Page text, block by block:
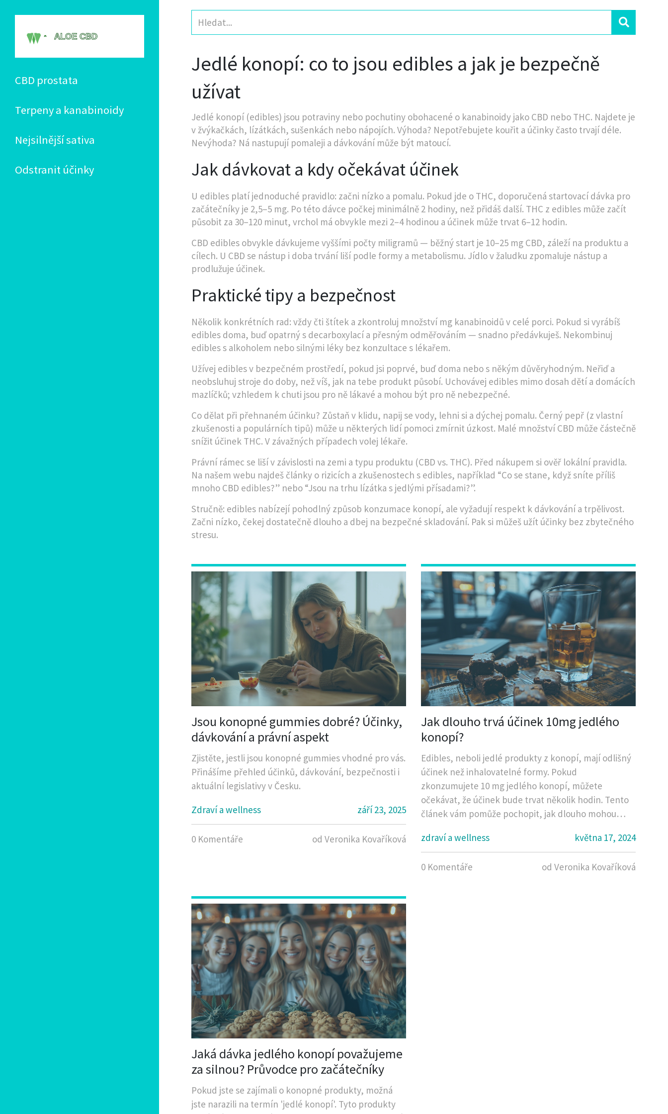
CBD prostata
Terpeny a kanabinoidy
Nejsilnější sativa
Odstranit účinky
Jedlé konopí: co to jsou edibles a jak je bezpečně
užívat
Jedlé konopí (edibles) jsou potraviny nebo pochutiny obohacené o kanabinoidy jako CBD nebo THC. Najdete je
v žvýkačkách, lízátkách, sušenkách nebo nápojích. Výhoda? Nepotřebujete kouřit a účinky často trvají déle.
Nevýhoda? Ná nastupují pomaleji a dávkování může být matoucí.
Jak dávkovat a kdy očekávat účinek
U edibles platí jednoduché pravidlo: začni nízko a pomalu. Pokud jde o THC, doporučená startovací dávka pro
začátečníky je 2,5–5 mg. Po této dávce počkej minimálně 2 hodiny, než přidáš další. THC z edibles může začít
působit za 30–120 minut, vrchol má obvykle mezi 2–4 hodinou a účinek může trvat 6–12 hodin.
CBD edibles obvykle dávkujeme vyššími počty miligramů — běžný start je 10–25 mg CBD, záleží na produktu a
cílech. U CBD se nástup i doba trvání liší podle formy a metabolismu. Jídlo v žaludku zpomaluje nástup a
prodlužuje účinek.
Praktické tipy a bezpečnost
Několik konkrétních rad: vždy čti štítek a zkontroluj množství mg kanabinoidů v celé porci. Pokud si vyrábíš
edibles doma, buď opatrný s decarboxylací a přesným odměřováním — snadno předávkuješ. Nekombinuj
edibles s alkoholem nebo silnými léky bez konzultace s lékařem.
Užívej edibles v bezpečném prostředí, pokud jsi poprvé, buď doma nebo s někým důvěryhodným. Neřiď a
neobsluhuj stroje do doby, než víš, jak na tebe produkt působí. Uchovávej edibles mimo dosah dětí a domácích
mazlíčků; vzhledem k chuti jsou pro ně lákavé a mohou být pro ně nebezpečné.
Co dělat při přehnaném účinku? Zůstaň v klidu, napij se vody, lehni si a dýchej pomalu. Černý pepř (z vlastní
zkušenosti a populárních tipů) může u některých lidí pomoci zmírnit úzkost. Malé množství CBD může částečně
snížit účinek THC. V závažných případech volej lékaře.
Právní rámec se liší v závislosti na zemi a typu produktu (CBD vs. THC). Před nákupem si ověř lokální pravidla.
Na našem webu najdeš články o rizicích a zkušenostech s edibles, například “Co se stane, když sníte příliš
mnoho CBD edibles?” nebo “Jsou na trhu lízátka s jedlými přísadami?”.
Stručně: edibles nabízejí pohodlný způsob konzumace konopí, ale vyžadují respekt k dávkování a trpělivost.
Začni nízko, čekej dostatečně dlouho a dbej na bezpečné skladování. Pak si můžeš užít účinky bez zbytečného
stresu.
Jsou konopné gummies dobré? Účinky,
dávkování a právní aspekt
Zjistěte, jestli jsou konopné gummies vhodné pro vás.
Přinášíme přehled účinků, dávkování, bezpečnosti i
aktuální legislativy v Česku.
Zdraví a wellness
září 23, 2025
0 Komentáře od Veronika Kovaříková
Jak dlouho trvá účinek 10mg jedlého
konopí?
Edibles, neboli jedlé produkty z konopí, mají odlišný
účinek než inhalovatelné formy. Pokud
zkonzumujete 10 mg jedlého konopí, můžete
očekávat, že účinek bude trvat několik hodin. Tento
článek vám pomůže pochopit, jak dlouho mohou
intenzitu a jak se na ně připravit.
zdraví a wellness května 17, 2024
0 Komentáře od Veronika Kovaříková
Jaká dávka jedlého konopí považujeme
za silnou? Průvodce pro začátečníky
Pokud jste se zajímali o konopné produkty, možná
jste narazili na termín 'jedlé konopí'. Tyto produkty